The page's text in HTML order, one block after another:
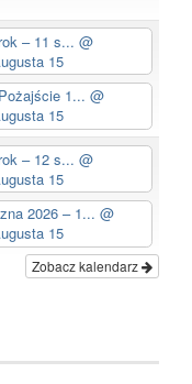
– 11 s... @
15
1... @
15
– 12 s... @
15
2026 – 1... @
15
Zobacz kalendarz